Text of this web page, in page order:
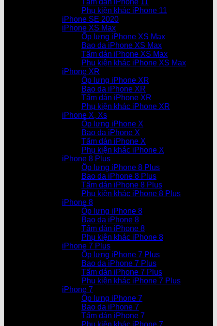
Tấm dán iPhone 11
Phụ kiện khác iPhone 11
iPhone SE 2020
iPhone XS Max
Ốp lưng iPhone XS Max
Bao da iPhone XS Max
Tấm dán iPhone XS Max
Phụ kiện khác iPhone XS Max
iPhone XR
Ốp lưng iPhone XR
Bao da iPhone XR
Tấm dán iPhone XR
Phụ kiện khác iPhone XR
iPhone X, Xs
Ốp lưng iPhone X
Bao da iPhone X
Tấm dán iPhone X
Phụ kiện khác iPhone X
iPhone 8 Plus
Ốp lưng iPhone 8 Plus
Bao da iPhone 8 Plus
Tấm dán iPhone 8 Plus
Phụ kiện khác iPhone 8 Plus
iPhone 8
Ốp lưng iPhone 8
Bao da iPhone 8
Tấm dán iPhone 8
Phụ kiện khác iPhone 8
iPhone 7 Plus
Ốp lưng iPhone 7 Plus
Bao da iPhone 7 Plus
Tấm dán iPhone 7 Plus
Phụ kiện khác iPhone 7 Plus
iPhone 7
Ốp lưng iPhone 7
Bao da iPhone 7
Tấm dán iPhone 7
Phụ kiện khác iPhone 7